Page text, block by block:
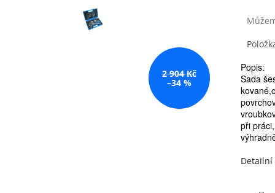
2 904 Kč
–34 %
Popis:
Sada
při práci,